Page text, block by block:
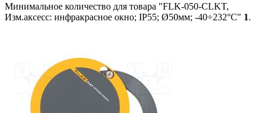
Минимальное количество для товара "FLK-050-CLKT,
Изм.аксесс: инфракрасное окно; IP55; Ø50мм; -40÷232°C" 1.